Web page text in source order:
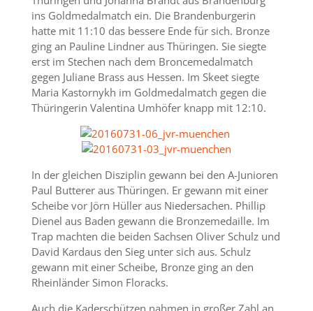
ins Goldmedalmatch ein. Die Brandenburgerin
hatte mit 11:10 das bessere Ende für sich. Bronze
ging an Pauline Lindner aus Thüringen. Sie siegte
erst im Stechen nach dem Broncemedalmatch
gegen Juliane Brass aus Hessen. Im Skeet siegte
Maria Kastornykh im Goldmedalmatch gegen die
Thüringerin Valentina Umhöfer knapp mit 12:10.
In der gleichen Disziplin gewann bei den A-Junioren
Paul Butterer aus Thüringen. Er gewann mit einer
Scheibe vor Jörn Hüller aus Niedersachen. Phillip
Dienel aus Baden gewann die Bronzemedaille. Im
Trap machten die beiden Sachsen Oliver Schulz und
David Kardaus den Sieg unter sich aus. Schulz
gewann mit einer Scheibe, Bronze ging an den
Rheinländer Simon Floracks.
Auch die Kaderschützen nahmen in großer Zahl an